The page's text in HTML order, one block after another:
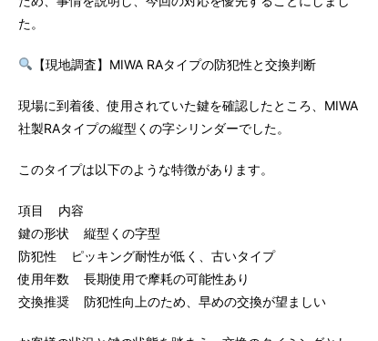
た。
【現地調査】MIWA RAタイプの防犯性と交換判断
現場に到着後、使用されていた鍵を確認したところ、MIWA
社製RAタイプの縦型くの字シリンダーでした。
このタイプは以下のような特徴があります。
項目 内容
鍵の形状 縦型くの字型
防犯性 ピッキング耐性が低く、古いタイプ
使用年数 長期使用で摩耗の可能性あり
交換推奨 防犯性向上のため、早めの交換が望ましい